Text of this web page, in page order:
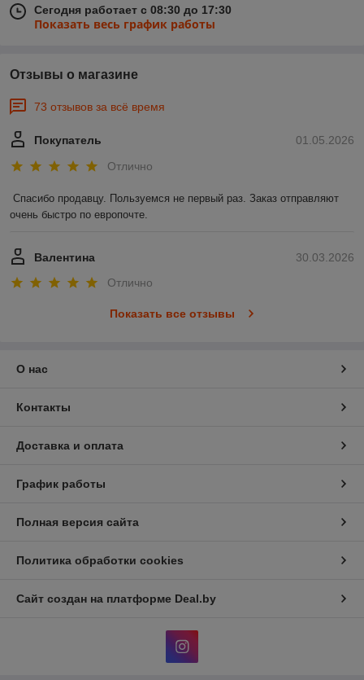
Сегодня работает с 08:30 до 17:30
Показать весь график работы
Отзывы о магазине
73 отзывов за всё время
01.05.2026
Покупатель
Отлично
Спасибо продавцу. Пользуемся не первый раз. Заказ отправляют
очень быстро по европочте.
30.03.2026
Валентина
Отлично
Показать все отзывы
О нас
Контакты
Доставка и оплата
График работы
Полная версия сайта
Политика обработки cookies
Сайт создан на платформе Deal.by